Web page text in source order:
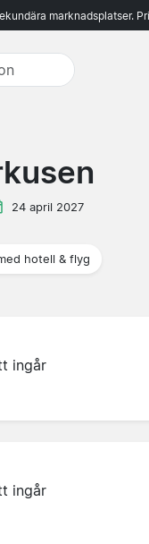
marknadsplatser.
24 april 2027
hotell & flyg
ingår
ingår